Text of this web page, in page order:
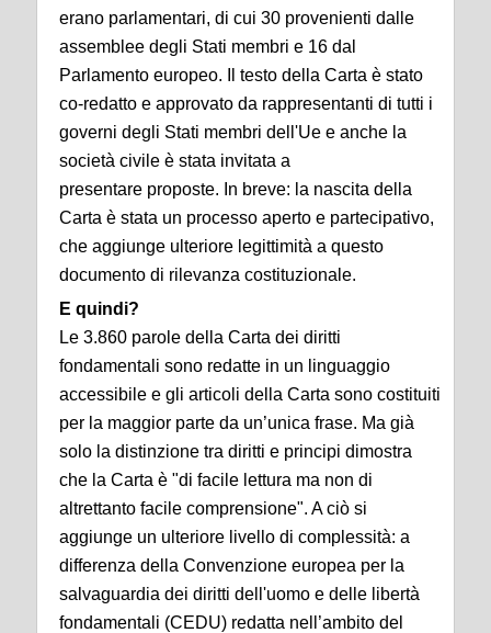
erano parlamentari, di cui 30 provenienti dalle
assemblee degli Stati membri e 16 dal
Parlamento europeo. Il testo della Carta è stato
co-redatto e approvato da rappresentanti di tutti i
governi degli Stati membri dell'Ue e anche la
società civile è stata invitata a
presentare proposte. In breve: la nascita della
Carta è stata un processo aperto e partecipativo,
che aggiunge ulteriore legittimità a questo
documento di rilevanza costituzionale.
E quindi?
Le 3.860 parole della Carta dei diritti
fondamentali sono redatte in un linguaggio
accessibile e gli articoli della Carta sono costituiti
per la maggior parte da un’unica frase. Ma già
solo la distinzione tra diritti e principi dimostra
che la Carta è "di facile lettura ma non di
altrettanto facile comprensione". A ciò si
aggiunge un ulteriore livello di complessità: a
differenza della Convenzione europea per la
salvaguardia dei diritti dell'uomo e delle libertà
fondamentali (CEDU) redatta nell’ambito del